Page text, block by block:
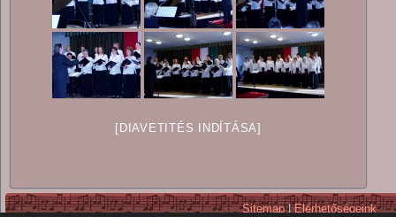
[DIAVETITÉS INDÍTÁSA]
Sitemap|Elérhetőségeink